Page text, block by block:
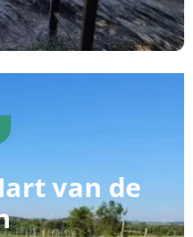
van de